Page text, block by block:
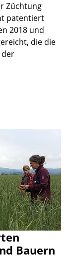
Züchtung
patentiert
2018 und
die die
der
Bauern